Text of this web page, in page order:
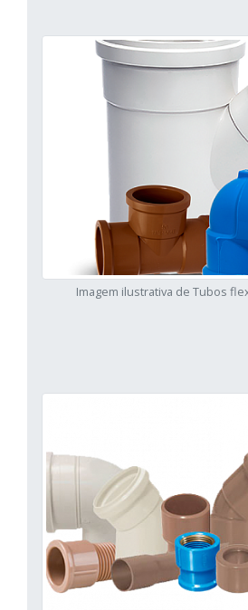
Imagem ilustrativa de Tubos